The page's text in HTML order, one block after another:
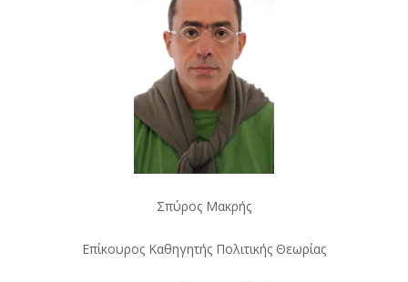
Σπύρος Μακρής
Επίκουρος Καθηγητής Πολιτικής Θεωρίας